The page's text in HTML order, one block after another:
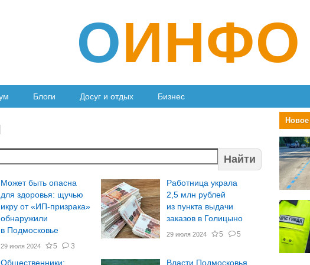
ОИНФО
Блоги Досуг и отдых Бизнес
Найти
Может быть опасна
для здоровья: щучью
икру от «ИП-призрака»
обнаружили
в Подмосковье
29 июля 2024 5 3
Работница украла
2,5 млн рублей
из пункта выдачи
заказов в Голицыно
29 июля 2024 5 5
Общественники:
Власти Подмосковья
Новое